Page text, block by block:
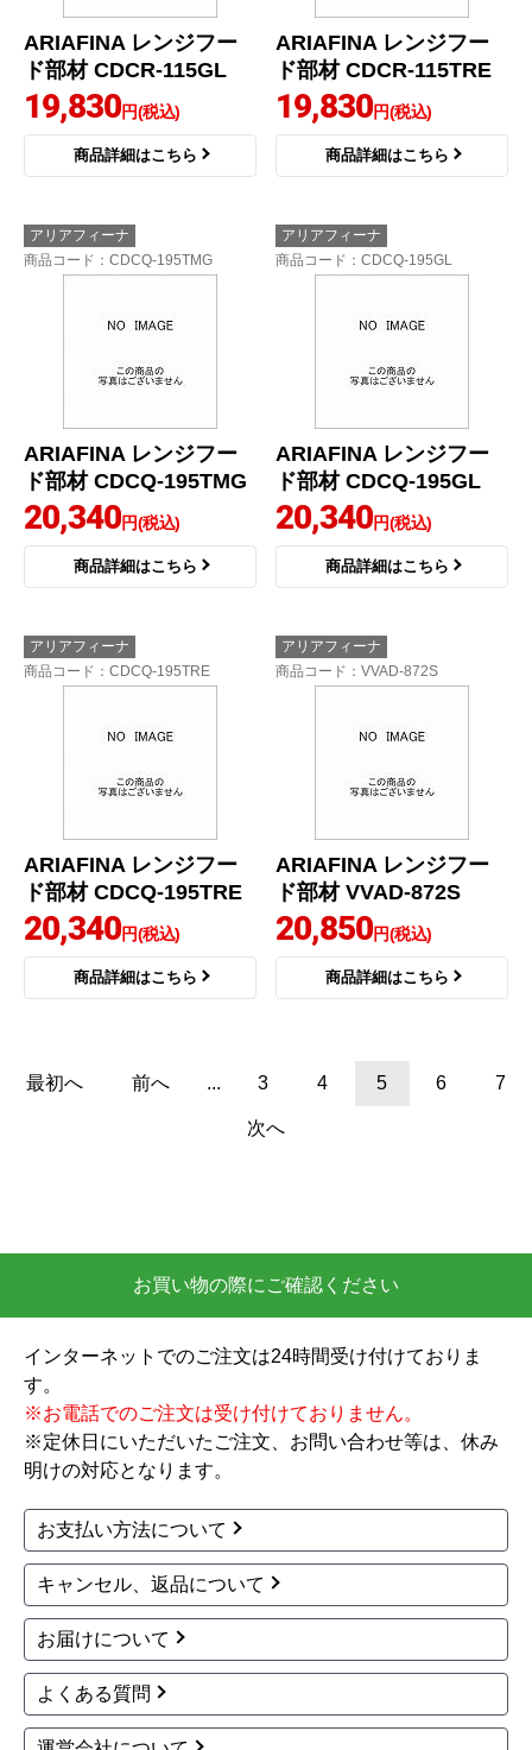
ARIAFINA レンジフー
ド部材 CDCR-115GL
19,830円(税込)
商品詳細はこちら
ARIAFINA レンジフー
ド部材 CDCR-115TRE
19,830円(税込)
商品詳細はこちら
アリアフィーナ
商品コード ：CDCQ-195TMG
ARIAFINA レンジフー
ド部材 CDCQ-195TMG
20,340円(税込)
商品詳細はこちら
アリアフィーナ
商品コード ：CDCQ-195GL
ARIAFINA レンジフー
ド部材 CDCQ-195GL
20,340円(税込)
商品詳細はこちら
アリアフィーナ
商品コード ：CDCQ-195TRE
ARIAFINA レンジフー
ド部材 CDCQ-195TRE
20,340円(税込)
商品詳細はこちら
アリアフィーナ
商品コード ：VVAD-872S
ARIAFINA レンジフー
ド部材 VVAD-872S
20,850円(税込)
商品詳細はこちら
最初へ 前へ ... 3 4 5 6 7
次へ
お買い物の際にご確認ください
インターネットでのご注文は24時間受け付けておりま
す。
※お電話でのご注文は受け付けておりません。
※定休日にいただいたご注文、お問い合わせ等は、休み
明けの対応となります。
お支払い方法について
キャンセル、返品について
お届けについて
よくある質問